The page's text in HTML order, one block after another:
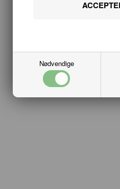
Nødvendige
9000 Aalborg